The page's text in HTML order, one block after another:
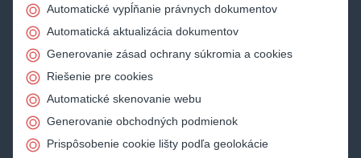
Automatické vypĺňanie právnych dokumentov
Automatická aktualizácia dokumentov
Generovanie zásad ochrany súkromia a cookies
Riešenie pre cookies
Automatické skenovanie webu
Generovanie obchodných podmienok
Prispôsobenie cookie lišty podľa geolokácie